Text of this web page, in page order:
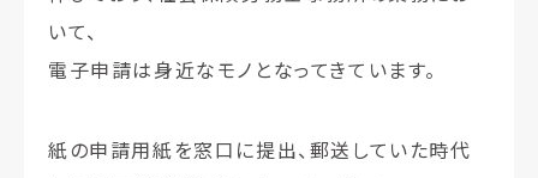
いて、
電子申請は身近なモノとなってきています。
紙の申請用紙を窓口に提出、郵送していた時代